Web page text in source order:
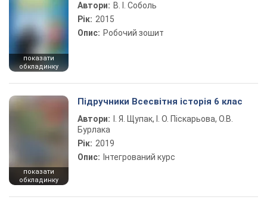
показати
обкладинку
Автори: В. І. Соболь
Рік: 2015
Опис: Робочий зошит
показати
обкладинку
Підручники Всесвітня історія 6 клас
Автори:
І. Я. Щупак, І. О. Піскарьова, О.В.
Бурлака
Рік: 2019
Опис: Інтегрований курс